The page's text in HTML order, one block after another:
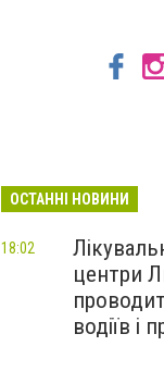
ОСТАННІ НОВИНИ
центри
водіїв і
18:02